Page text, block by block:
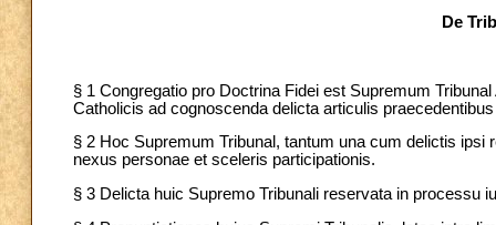
De
§ 1 Congregatio pro Doctrina Fidei est Supremum
Catholicis ad cognoscenda delicta articulis
§ 2 Hoc Supremum Tribunal, tantum una cum delictis
nexus personae et sceleris participationis.
§ 3 Delicta huic Supremo Tribunali reservata in processu